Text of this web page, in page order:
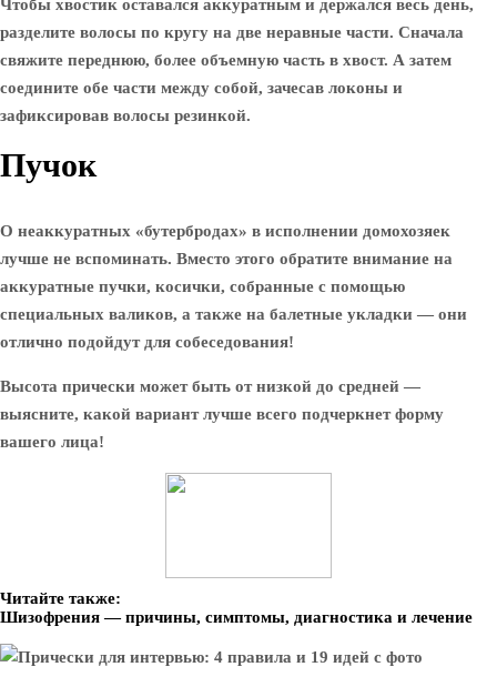
Чтобы хвостик оставался аккуратным и держался весь день,
разделите волосы по кругу на две неравные части. Сначала
свяжите переднюю, более объемную часть в хвост. А затем
соедините обе части между собой, зачесав локоны и
зафиксировав волосы резинкой.
Пучок
О неаккуратных «бутербродах» в исполнении домохозяек
лучше не вспоминать. Вместо этого обратите внимание на
аккуратные пучки, косички, собранные с помощью
специальных валиков, а также на балетные укладки — они
отлично подойдут для собеседования!
Высота прически может быть от низкой до средней —
выясните, какой вариант лучше всего подчеркнет форму
вашего лица!
Читайте также:
Шизофрения — причины, симптомы, диагностика и лечение